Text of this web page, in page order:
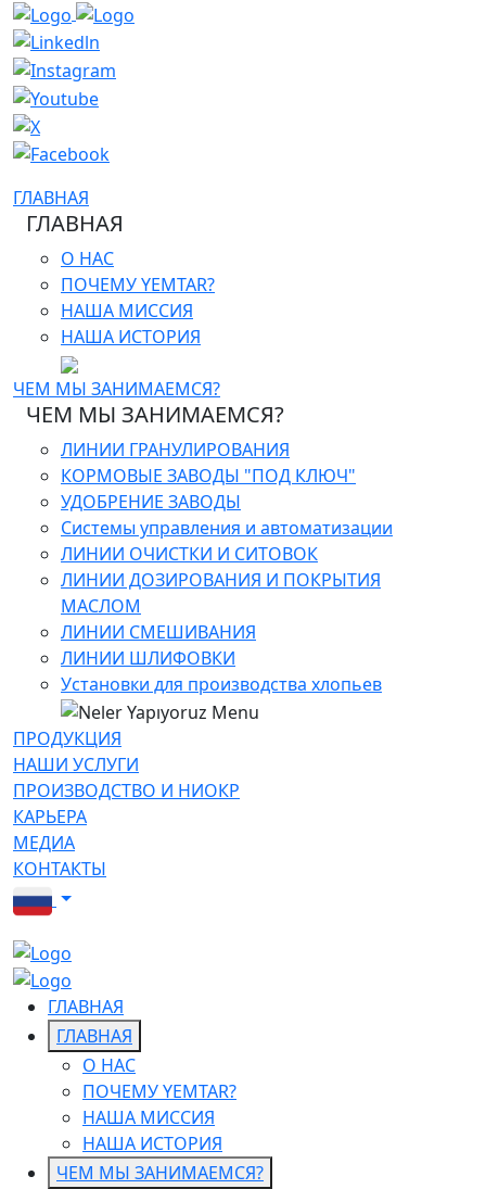
ГЛАВНАЯ
ГЛАВНАЯ
О НАС
ПОЧЕМУ YEMTAR?
НАША МИССИЯ
НАША ИСТОРИЯ
ЧЕМ МЫ ЗАНИМАЕМСЯ?
ЧЕМ МЫ ЗАНИМАЕМСЯ?
ЛИНИИ ГРАНУЛИРОВАНИЯ
КОРМОВЫЕ ЗАВОДЫ "ПОД КЛЮЧ"
УДОБРЕНИЕ ЗАВОДЫ
Системы управления и автоматизации
ЛИНИИ ОЧИСТКИ И СИТОВОК
ЛИНИИ ДОЗИРОВАНИЯ И ПОКРЫТИЯ
МАСЛОМ
ЛИНИИ СМЕШИВАНИЯ
ЛИНИИ ШЛИФОВКИ
Установки для производства хлопьев
ПРОДУКЦИЯ
НАШИ УСЛУГИ
ПРОИЗВОДСТВО И НИОКР
КАРЬЕРА
МЕДИА
КОНТАКТЫ
ГЛАВНАЯ
ГЛАВНАЯ
О НАС
ПОЧЕМУ YEMTAR?
НАША МИССИЯ
НАША ИСТОРИЯ
ЧЕМ МЫ ЗАНИМАЕМСЯ?